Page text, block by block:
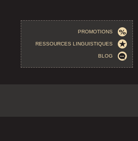
PROMOTIONS
RESSOURCES LINGUISTIQUES
BLOG